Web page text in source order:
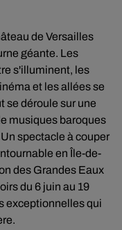
de Versailles
géante. Les
s'illuminent, les
et les allées se
se déroule sur une
musiques baroques
spectacle à couper
en Île-de-
des Grandes Eaux
du 6 juin au 19
exceptionnelles qui